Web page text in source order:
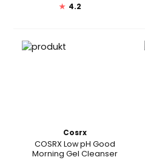
★ 4.2
Cosrx
COSRX Low pH Good
Morning Gel Cleanser